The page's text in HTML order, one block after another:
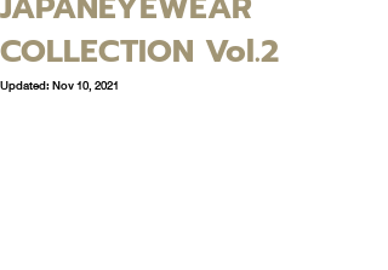
COLLECTION Vol.2
Updated:Nov 10, 2021